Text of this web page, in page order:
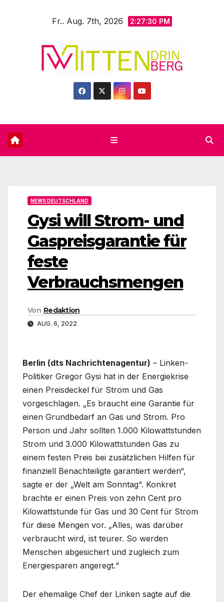
Fr.. Aug. 7th, 2026 2:27:31 PM
NEWS DEUTSCHLAND
Gysi will Strom- und
Gaspreisgarantie für
feste
Verbrauchsmengen
Von Redaktion
AUG. 6, 2022
Berlin (dts Nachrichtenagentur) – Linken-
Politiker Gregor Gysi hat in der Energiekrise
einen Preisdeckel für Strom und Gas
vorgeschlagen. „Es braucht eine Garantie für
einen Grundbedarf an Gas und Strom. Pro
Person und Jahr sollten 1.000 Kilowattstunden
Strom und 3.000 Kilowattstunden Gas zu
einem festen Preis bei zusätzlichen Hilfen für
finanziell Benachteiligte garantiert werden“,
sagte er der „Welt am Sonntag“. Konkret
brachte er einen Preis von zehn Cent pro
Kilowattstunde für Gas und 30 Cent für Strom
für diese Mengen vor. „Alles, was darüber
verbraucht wird, ist teurer. So werden
Menschen abgesichert und zugleich zum
Energiesparen angeregt.“
Der ehemalige Chef der Linken sagte auf die